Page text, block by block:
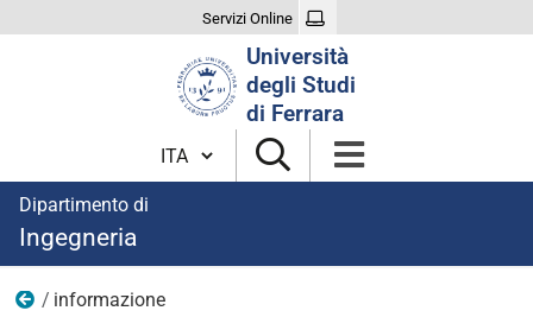
Servizi Online
Università
degli Studi
di Ferrara
Cambia lingua
Dipartimento di
Ingegneria
Immagini aree di ricerca
informazione